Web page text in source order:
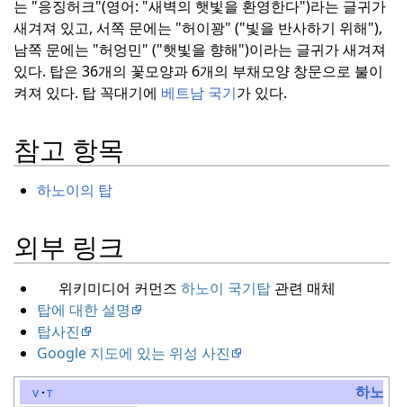
는 "응징허크"(영어: "새벽의 햇빛을 환영한다")라는 글귀가
새겨져 있고, 서쪽 문에는 "허이꽝" ("빛을 반사하기 위해"),
남쪽 문에는 "허엉민" ("햇빛을 향해")이라는 글귀가 새겨져
있다. 탑은 36개의 꽃모양과 6개의 부채모양 창문으로 불이
켜져 있다. 탑 꼭대기에 베트남 국기가 있다.
참고 항목
하노이의 탑
외부 링크
위키미디어 커먼즈 하노이 국기탑관련 매체
탑에 대한 설명
탑사진
Google 지도에 있는 위성 사진
v t 하노이